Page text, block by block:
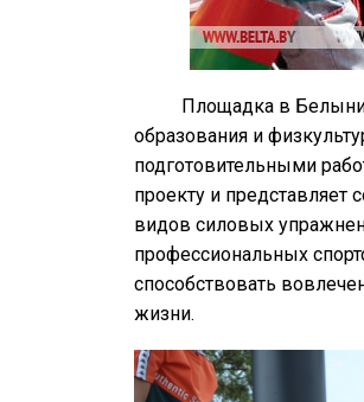
Площадка в
образования и
подготовительными
проекту и
видов силовых
профессиональных
способствовать
жизни.